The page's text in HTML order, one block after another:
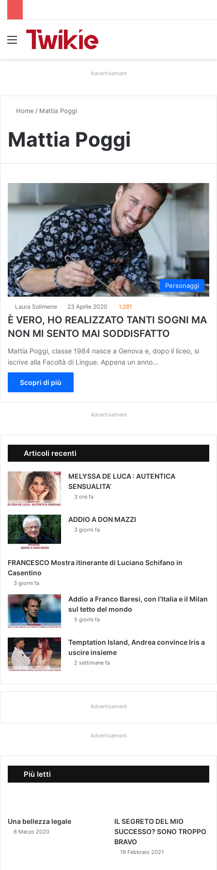
Advertisement
Home / Mattia Poggi
Mattia Poggi
Personaggi
Laura Solimene 23 Aprile 2020 1.281
È VERO, HO REALIZZATO TANTI SOGNI MA
NON MI SENTO MAI SODDISFATTO
Mattia Poggi, classe 1984 nasce a Genova e, dopo il liceo, si
iscrive alla Facoltà di Lingue. Appena un anno…
Scopri di più
Advertisement
Articoli recenti
MELYSSA DE LUCA : AUTENTICA
SENSUALITA’
3 ore fa
ADDIO A DON MAZZI
3 giorni fa
FRANCESCO Mostra itinerante di Luciano Schifano in
Casentino
3 giorni fa
Addio a Franco Baresi, con l’Italia e il Milan
sul tetto del mondo
5 giorni fa
Temptation Island, Andrea convince Iris a
uscire insieme
2 settimane fa
Advertisement
Advertisement
Più letti
Una bellezza legale
6 Marzo 2020
IL SEGRETO DEL MIO
SUCCESSO? SONO TROPPO
BRAVO
19 Febbraio 2021